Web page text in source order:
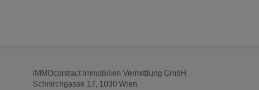
IMMOcontract Immobilien Vermittlung GmbH
Schnirchgasse 17, 1030 Wien